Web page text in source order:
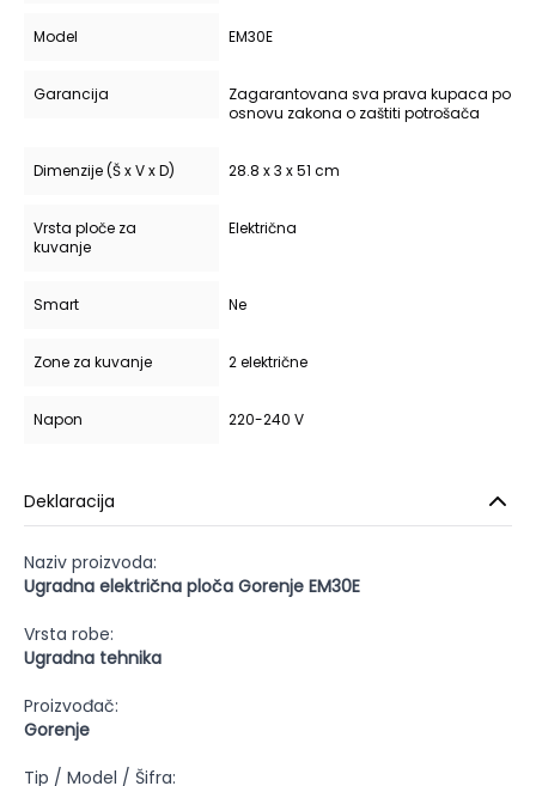
Model EM30E
Garancija
Zagarantovana sva prava kupaca po
osnovu zakona o zaštiti potrošača
Dimenzije (Š x V x D) 28.8 x 3 x 51 cm
Vrsta ploče za
kuvanje
Električna
Smart Ne
Zone za kuvanje 2 električne
Napon 220-240 V
Deklaracija
Naziv proizvoda:
Ugradna električna ploča Gorenje EM30E
Vrsta robe:
Ugradna tehnika
Proizvođač:
Gorenje
Tip / Model / Šifra: